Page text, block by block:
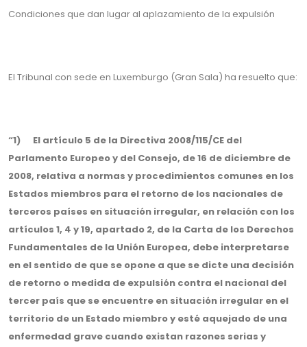
Condiciones que dan lugar al aplazamiento de la expulsión
El Tribunal con sede en Luxemburgo (Gran Sala) ha resuelto que:
“1) El artículo 5 de la Directiva 2008/115/CE del
Parlamento Europeo y del Consejo, de 16 de diciembre de
2008, relativa a normas y procedimientos comunes en los
Estados miembros para el retorno de los nacionales de
terceros países en situación irregular, en relación con los
artículos 1, 4 y 19, apartado 2, de la Carta de los Derechos
Fundamentales de la Unión Europea, debe interpretarse
en el sentido de que se opone a que se dicte una decisión
de retorno o medida de expulsión contra el nacional del
tercer país que se encuentre en situación irregular en el
territorio de un Estado miembro y esté aquejado de una
enfermedad grave cuando existan razones serias y